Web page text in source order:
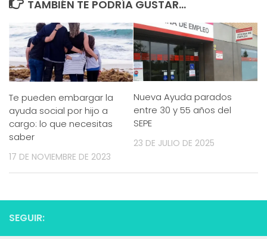
TAMBIÉN TE PODRÍA GUSTAR...
Te pueden embargar la
ayuda social por hijo a
cargo: lo que necesitas
saber
17 DE NOVIEMBRE DE 2023
Nueva Ayuda parados
entre 30 y 55 años del
SEPE
23 DE JULIO DE 2025
SEGUIR: